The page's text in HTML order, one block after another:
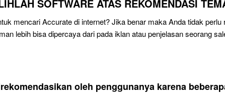
SOFTWARE ATAS REKOMENDASI
mencari Accurate di internet? Jika benar maka Anda tidak
lebih bisa dipercaya dari pada iklan atau penjelasan seorang
oleh penggunanya karena